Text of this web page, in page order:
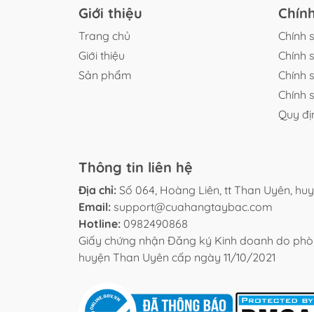
Giới thiệu
Trang chủ
Giới thiệu
Sản phẩm
Chính
Chính
Chính
Chính
Quy
Thông tin liên hệ
Địa chỉ: Số 064, Hoàng Liên, tt Than Uyên,
Email: support@cuahangtaybac.com
Hotline: 0982490868
Giấy chứng nhận Đăng ký Kinh doanh do
huyện Than Uyên cấp ngày 11/10/2021